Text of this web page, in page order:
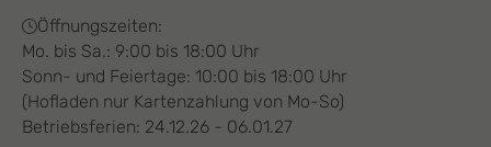
Öffnungszeiten:
Mo. bis Sa.: 9:00 bis 18:00 Uhr
Sonn- und Feiertage: 10:00 bis 18:00 Uhr
(Hofladen nur Kartenzahlung von Mo-So)
Betriebsferien: 24.12.26 - 06.01.27